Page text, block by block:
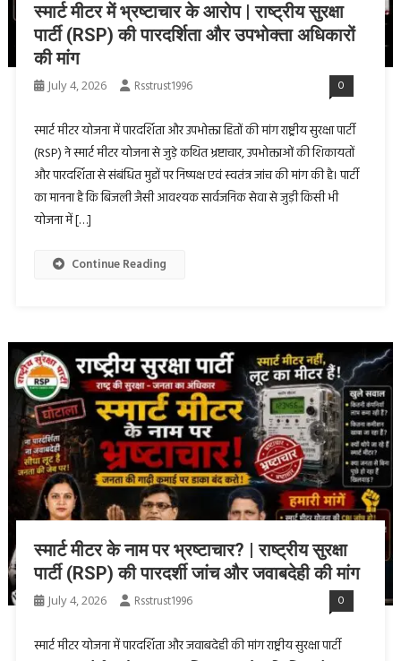
स्मार्ट मीटर में भ्रष्टाचार के आरोप | राष्ट्रीय सुरक्षा
पार्टी (RSP) की पारदर्शिता और उपभोक्ता अधिकारों
की मांग
July 4, 2026 Rsstrust1996 0
स्मार्ट मीटर योजना में पारदर्शिता और उपभोक्ता हितों की मांग राष्ट्रीय सुरक्षा पार्टी
(RSP) ने स्मार्ट मीटर योजना से जुड़े कथित भ्रष्टाचार, उपभोक्ताओं की शिकायतों
और पारदर्शिता से संबंधित मुद्दों पर निष्पक्ष एवं स्वतंत्र जांच की मांग की है। पार्टी
का मानना है कि बिजली जैसी आवश्यक सार्वजनिक सेवा से जुड़ी किसी भी
योजना में […]
Continue Reading
स्मार्ट मीटर के नाम पर भ्रष्टाचार? | राष्ट्रीय सुरक्षा
पार्टी (RSP) की पारदर्शी जांच और जवाबदेही की मांग
July 4, 2026 Rsstrust1996 0
स्मार्ट मीटर योजना में पारदर्शिता और जवाबदेही की मांग राष्ट्रीय सुरक्षा पार्टी